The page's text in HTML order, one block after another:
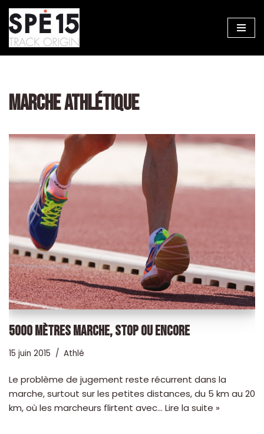
Aller
au
MARCHE ATHLÉTIQUE
5000 MÈTRES MARCHE, STOP OU ENCORE
15 juin 2015 Athlé
Le problème de jugement reste récurrent dans la
marche, surtout sur les petites distances, du 5 km au 20
km, où les marcheurs flirtent avec… Lire la suite »